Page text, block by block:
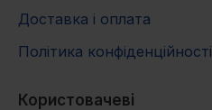
Доставка і оплата
Політика конфіденційності
Користовачеві